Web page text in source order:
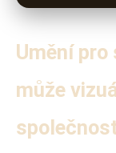
Umění
může